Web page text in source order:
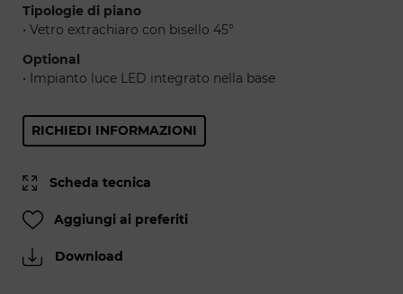
Tipologie di piano
• Vetro extrachiaro con bisello 45°
Optional
• Impianto luce LED integrato nella base
RICHIEDI INFORMAZIONI
Scheda tecnica
Aggiungi ai preferiti
Download